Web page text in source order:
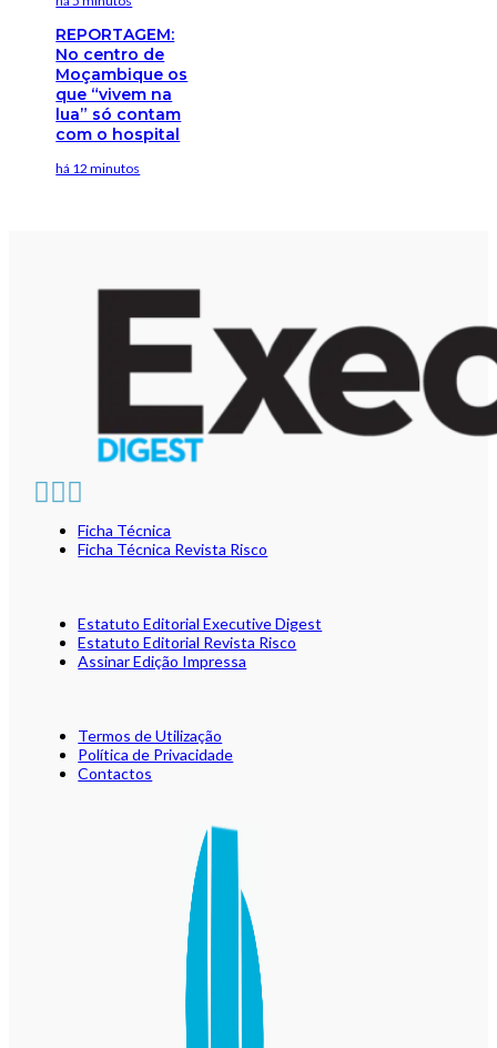
REPORTAGEM:
No centro de
Moçambique os
que “vivem na
lua” só contam
com o hospital
há 12 minutos
Ficha Técnica
Ficha Técnica Revista Risco
Estatuto Editorial Executive Digest
Estatuto Editorial Revista Risco
Assinar Edição Impressa
Termos de Utilização
Política de Privacidade
Contactos